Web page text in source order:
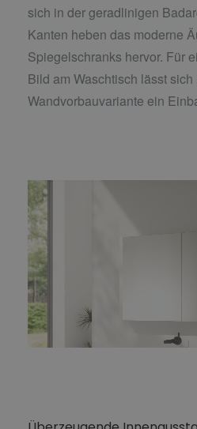
sich in der geradlinigen
Kanten heben das moderne
Spiegelschranks hervor. Für
Bild am Waschtisch lässt
Wandvorbauvariante ein